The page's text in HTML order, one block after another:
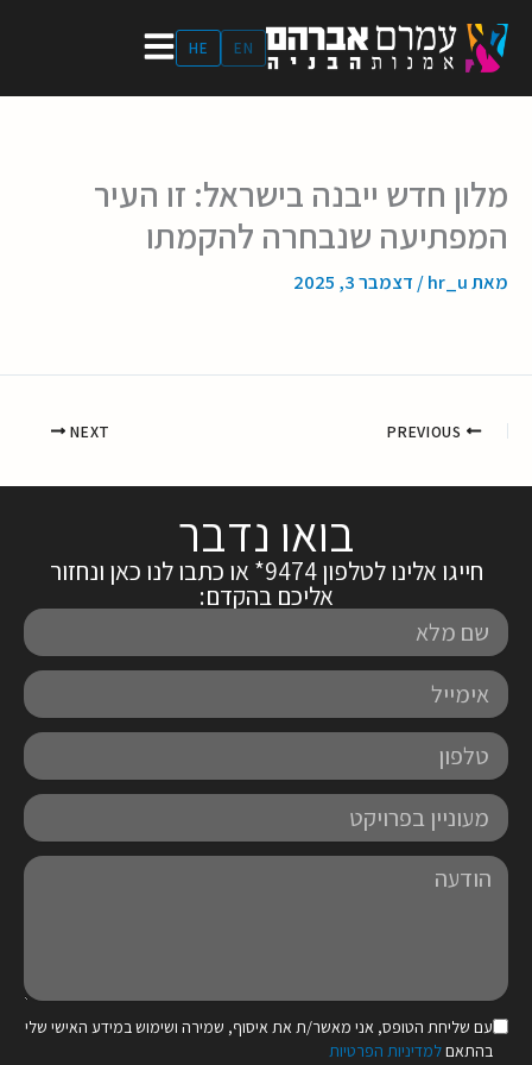
לתוכן
EN
HE
מלון חדש ייבנה בישראל: זו העיר
המפתיעה שנבחרה להקמתו
מאתhr_u
/ דצמבר 3, 2025
NEXT
בואו נדבר
חייגו אלינו לטלפון 9474* או כתבו לנו כאן ונחזור
אליכם בהקדם:
שם
מלא
אימייל
טלפון
מעוניין
בפרויקט
הודעה
עם שליחת הטופס, אני מאשר/ת את איסוף, שמירה ושימוש במידע האישי שלי
בהתאםלמדיניות הפרטיות